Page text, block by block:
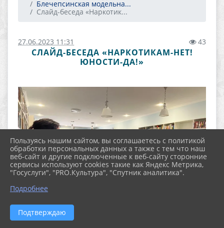
Блечепсинская модельна...
Слайд-беседа «Наркотик...
27.06.2023 11:31 43
СЛАЙД-БЕСЕДА «НАРКОТИКАМ-НЕТ!
ЮНОСТИ-ДА!»
Пользуясь нашим сайтом, вы соглашаетесь с политикой
обработки персональных данных а также с тем что наш
веб-сайт и другие подключенные к веб-сайту сторонние
сервисы используют cookies такие как Яндекс Метрика,
"Госуслуги", "PRO.Культура", "Спутник аналитика".
Подробнее
Подтверждаю